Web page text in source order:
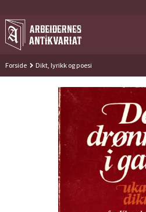
til
innholdet
Forside Dikt, lyrikk og poesi